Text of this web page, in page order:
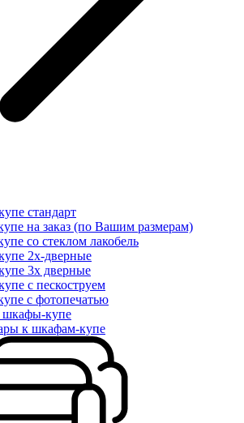
стандарт
на заказ (по Вашим размерам)
со стеклом лакобель
2х-дверные
3х дверные
с пескоструем
с фотопечатью
шкафы-купе
к шкафам-купе